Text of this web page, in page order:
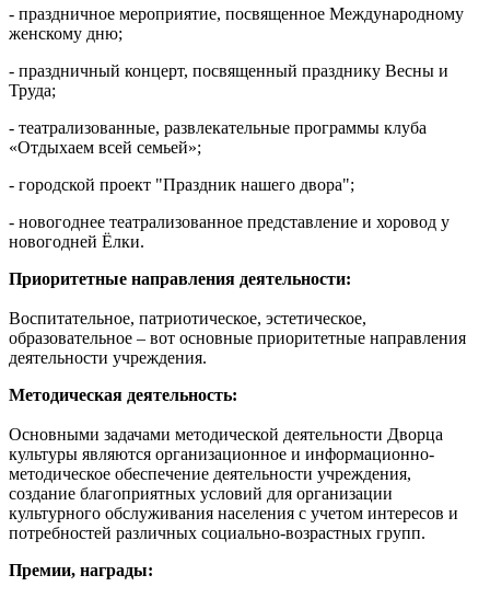
- праздничное мероприятие, посвященное Международному
женскому дню;
- праздничный концерт, посвященный празднику Весны и
Труда;
- театрализованные, развлекательные программы клуба
«Отдыхаем всей семьей»;
- городской проект "Праздник нашего двора";
- новогоднее театрализованное представление и хоровод у
новогодней Ёлки.
Приоритетные направления деятельности:
Воспитательное, патриотическое, эстетическое,
образовательное – вот основные приоритетные направления
деятельности учреждения.
Методическая деятельность:
Основными задачами методической деятельности Дворца
культуры являются организационное и информационно-
методическое обеспечение деятельности учреждения,
создание благоприятных условий для организации
культурного обслуживания населения с учетом интересов и
потребностей различных социально-возрастных групп.
Премии, награды: